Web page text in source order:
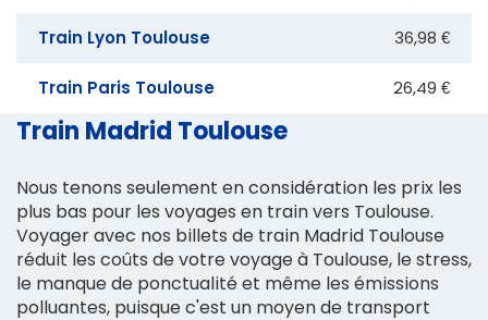
Train Lyon Toulouse 36,98 €
Train Paris Toulouse 26,49 €
Train Madrid Toulouse
Nous tenons seulement en considération les prix les
plus bas pour les voyages en train vers Toulouse.
Voyager avec nos billets de train Madrid Toulouse
réduit les coûts de votre voyage à Toulouse, le stress,
le manque de ponctualité et même les émissions
polluantes, puisque c'est un moyen de transport